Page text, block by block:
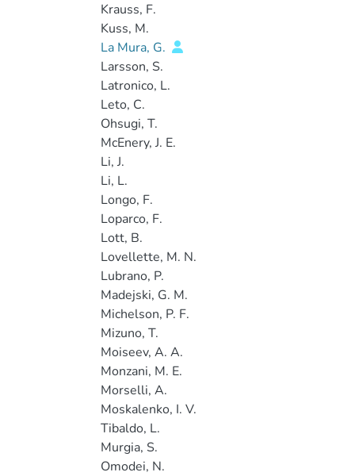
Krauss, F.
Kuss, M.
La Mura, G.
Larsson, S.
Latronico, L.
Leto, C.
Ohsugi, T.
McEnery, J. E.
Li, J.
Li, L.
Longo, F.
Loparco, F.
Lott, B.
Lovellette, M. N.
Lubrano, P.
Madejski, G. M.
Michelson, P. F.
Mizuno, T.
Moiseev, A. A.
Monzani, M. E.
Morselli, A.
Moskalenko, I. V.
Tibaldo, L.
Murgia, S.
Omodei, N.